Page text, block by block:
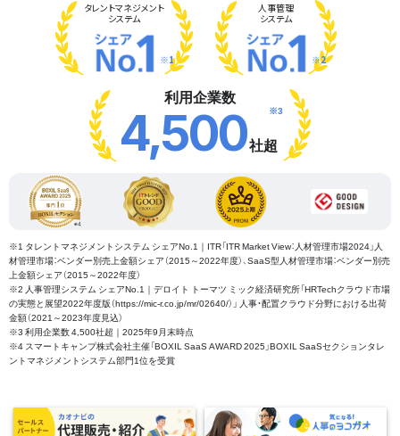
タレントマネジメント
システム
※1
人事管理
システム
※2
利用企業数
4,500社超
※3
※1 タレントマネジメントシステム シェアNo.1｜ITR「ITR Market View：人材管理市場2024」人
材管理市場：ベンダー別売上金額シェア（2015～2022年度）、SaaS型人材管理市場：ベンダー別売
上金額シェア（2015～2022年度）
※2 人事管理システム シェアNo.1｜デロイト トーマツ ミック経済研究所「HRTechクラウド市場
の実態と展望2022年度版（https://mic-r.co.jp/mr/02640/）」 人事・配置クラウド分野における出荷
金額（2021～2023年度見込）
※3 利用企業数 4,500社超｜2025年9月末時点
※4 スマートキャンプ株式会社主催「BOXIL SaaS AWARD 2025」BOXIL SaaSセクションタレ
ントマネジメントシステム部門1位を受賞